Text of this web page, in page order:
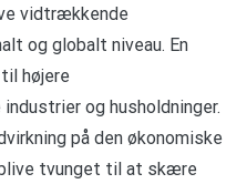
vidtrækkende
og globalt niveau. En
højere
og husholdninger.
på den økonomiske
tvunget til at skære